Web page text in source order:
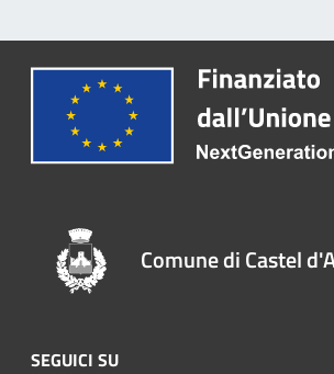
Comune di Castel
SEGUICI SU